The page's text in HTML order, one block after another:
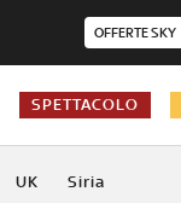
OFFERTE SKY
SPETTACOLO
UK Siria